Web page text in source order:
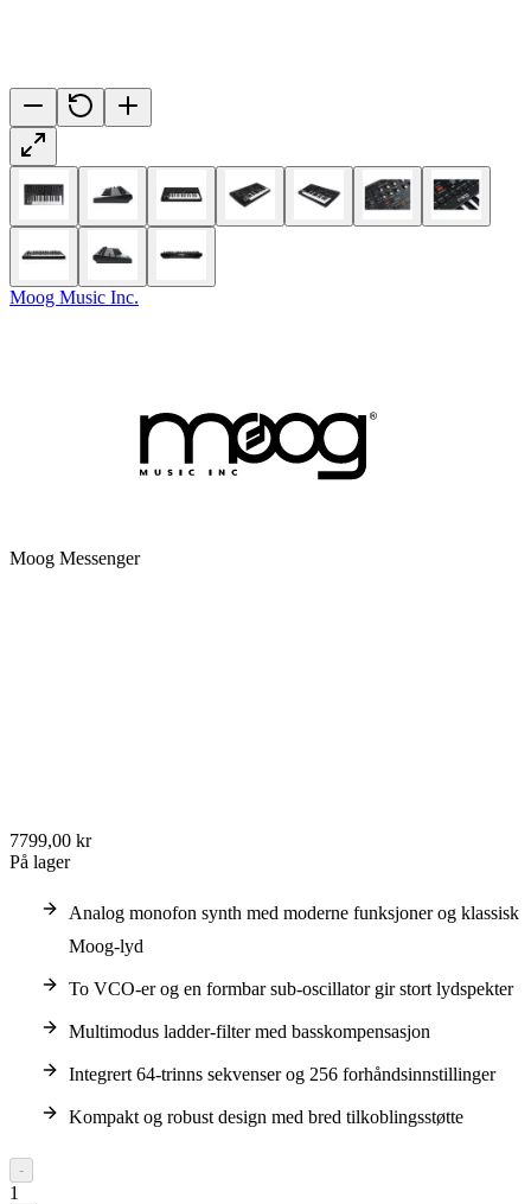
Moog Music Inc.
Moog Messenger
7799,00 kr
På lager
Analog monofon synth med moderne funksjoner og klassisk
Moog-lyd
To VCO-er og en formbar sub-oscillator gir stort lydspekter
Multimodus ladder-filter med basskompensasjon
Integrert 64-trinns sekvenser og 256 forhåndsinnstillinger
Kompakt og robust design med bred tilkoblingsstøtte
-
1